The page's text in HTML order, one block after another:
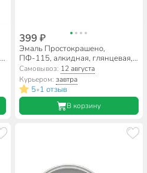
399 ₽
Эмаль Простокрашено,
ПФ-115, алкидная, глянцевая,
синяя, 0.8 кг
Самовывоз: 12 августа
Курьером: завтра
5•1 отзыв
В корзину